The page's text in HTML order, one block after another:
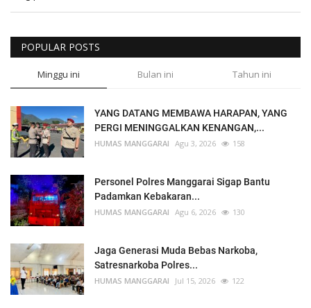
POPULAR POSTS
Minggu ini Bulan ini Tahun ini
YANG DATANG MEMBAWA HARAPAN, YANG
PERGI MENINGGALKAN KENANGAN,...
HUMAS MANGGARAI Agu 3, 2026 158
Personel Polres Manggarai Sigap Bantu
Padamkan Kebakaran...
HUMAS MANGGARAI Agu 6, 2026 130
Jaga Generasi Muda Bebas Narkoba,
Satresnarkoba Polres...
HUMAS MANGGARAI Jul 15, 2026 122